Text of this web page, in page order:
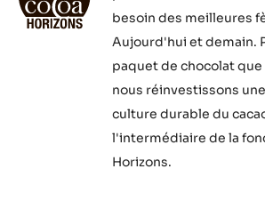
besoin des meilleures
Aujourd'hui et demain.
paquet de chocolat que
nous réinvestissons
culture durable du
l'intermédiaire de la
Horizons.